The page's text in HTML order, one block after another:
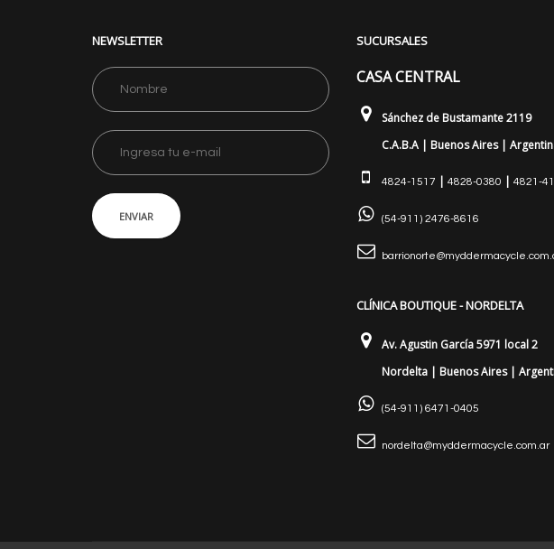
NEWSLETTER
ENVIAR
SUCURSALES
CASA CENTRAL
Sánchez de Bustamante 2119
C.A.B.A | Buenos Aires |
4824-1517 | 4828-0380 | 4821-
(54-911) 2476-8616
CLÍNICA BOUTIQUE - NORDELTA
Av. Agustin García 5971 local 2
Nordelta | Buenos Aires |
(54-911) 6471-0405
nordelta@myddermacycle.com.ar